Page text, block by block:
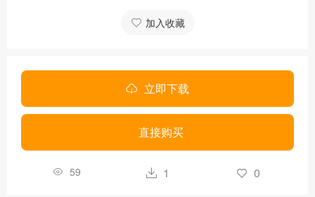
加入收藏
立即下载
直接购买
59 1 0